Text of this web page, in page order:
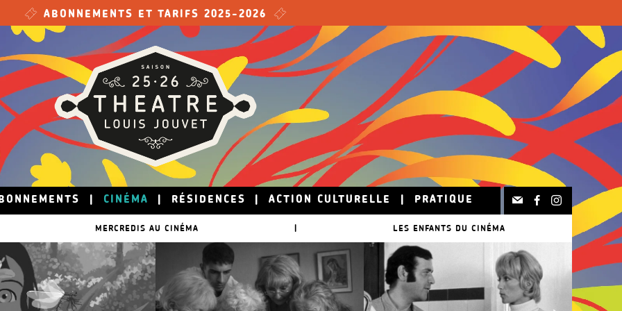
ABONNEMENTS ET TARIFS 2025-2026
CINÉMA RÉSIDENCES ACTION CULTURELLE PRATIQUE
MERCREDIS AU CINÉMA | LES ENFANTS DU CINÉMA